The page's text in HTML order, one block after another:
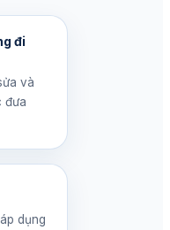
đi
và
đưa
dụng